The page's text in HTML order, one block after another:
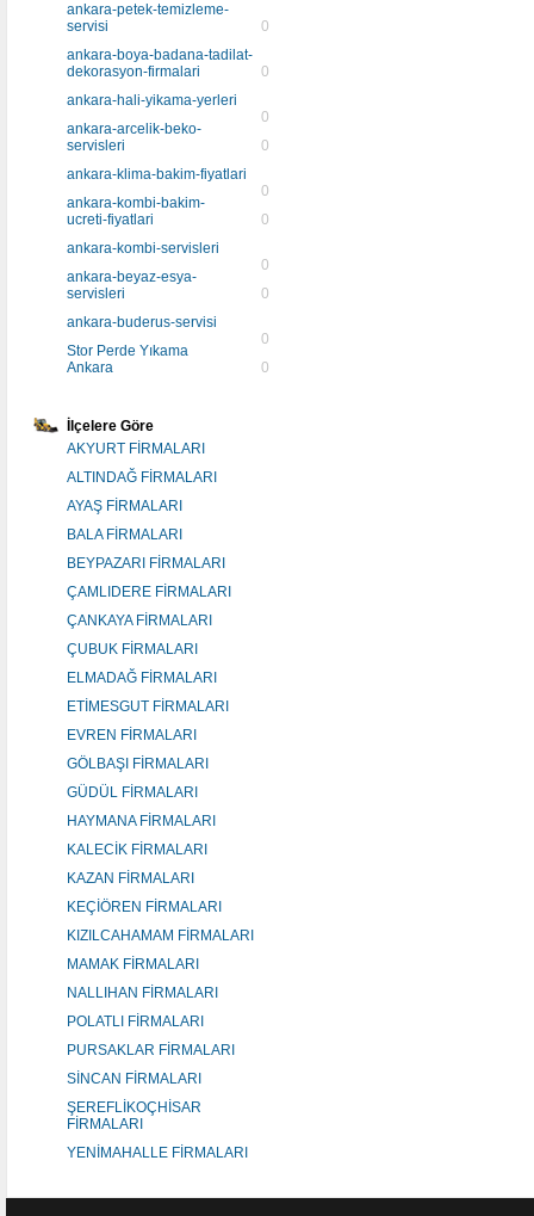
ankara-petek-temizleme-
servisi
0
ankara-boya-badana-tadilat-
dekorasyon-firmalari
0
ankara-hali-yikama-yerleri
0
ankara-arcelik-beko-
servisleri
0
ankara-klima-bakim-fiyatlari
0
ankara-kombi-bakim-
ucreti-fiyatlari
0
ankara-kombi-servisleri
0
ankara-beyaz-esya-
servisleri
0
ankara-buderus-servisi
0
Stor Perde Yıkama
Ankara
0
İlçelere Göre
AKYURT FİRMALARI
ALTINDAĞ FİRMALARI
AYAŞ FİRMALARI
BALA FİRMALARI
BEYPAZARI FİRMALARI
ÇAMLIDERE FİRMALARI
ÇANKAYA FİRMALARI
ÇUBUK FİRMALARI
ELMADAĞ FİRMALARI
ETİMESGUT FİRMALARI
EVREN FİRMALARI
GÖLBAŞI FİRMALARI
GÜDÜL FİRMALARI
HAYMANA FİRMALARI
KALECİK FİRMALARI
KAZAN FİRMALARI
KEÇİÖREN FİRMALARI
KIZILCAHAMAM FİRMALARI
MAMAK FİRMALARI
NALLIHAN FİRMALARI
POLATLI FİRMALARI
PURSAKLAR FİRMALARI
SİNCAN FİRMALARI
ŞEREFLİKOÇHİSAR
FİRMALARI
YENİMAHALLE FİRMALARI